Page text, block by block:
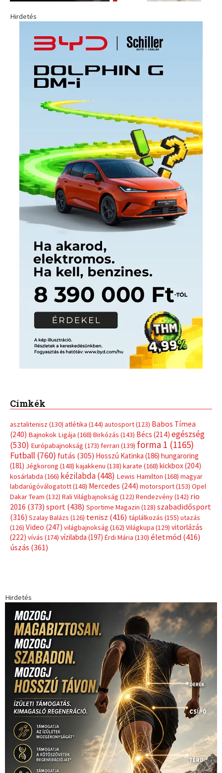
Hirdetés
Címkék
asztalitenisz (130) atlétika (144) autosport(123) Babos Tímea
(240) Bajnokok Ligája (168) Birkózás (143) Bécs (214) egészség
(530) Európabajnokság (173) ferrari (139) forma 1 (1165)
Futball (760) futás (305) Hosszú Katinka (186) hungaroring
(181) Jégkorong (148) kajakkenu (138) karate (168) kickbox(204)
kosárlabda (166) kézilabda(448) Lewis Hamilton (168) magyar
labdarúgóválogatott(148) Mercedes (244) motorsport(153) Opel
Dakar Team (132) Rali Világbajnokság (122) Rendezvény(142) rio
2016 (373) sport(438) Sportime Magazin (128) szabadidősport
(316) Szalay Balázs (126) tenisz (416) táplálkozás (155) utazás
(126) Video (247) világbajnokság (162) Világkupa (129) vitorlázás
(222) vívás (174) vízilabda (197) Érdi Mária (130) életmód(416)
úszás (361)
Hirdetés